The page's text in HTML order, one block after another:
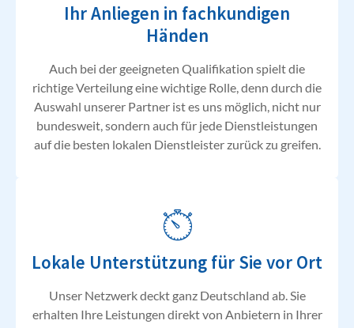
Ihr Anliegen in fachkundigen
Händen
Auch bei der geeigneten Qualifikation spielt die
richtige Verteilung eine wichtige Rolle, denn durch die
Auswahl unserer Partner ist es uns möglich, nicht nur
bundesweit, sondern auch für jede Dienstleistungen
auf die besten lokalen Dienstleister zurück zu greifen.
Lokale Unterstützung für Sie vor Ort
Unser Netzwerk deckt ganz Deutschland ab. Sie
erhalten Ihre Leistungen direkt von Anbietern in Ihrer